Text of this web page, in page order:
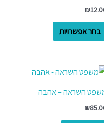
₪
בחר אפשרויות
המוצר
השראה – אהבה
₪